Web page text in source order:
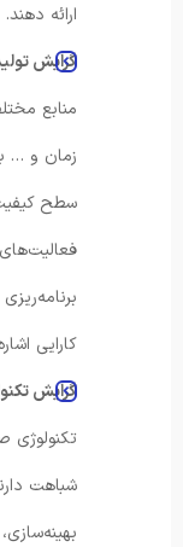
ارائه دهند.
گرایش
منابع
زمان و …
سطح
کارایی
گرایش
تکنولوژی
شباهت